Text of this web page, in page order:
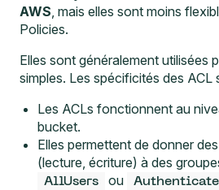
AWS, mais elles sont moins
Policies.
Elles sont généralement utilisées
simples. Les spécificités des ACL
Les ACLs fonctionnent au
bucket.
Elles permettent de donner
(lecture, écriture) à des
AllUsers ou